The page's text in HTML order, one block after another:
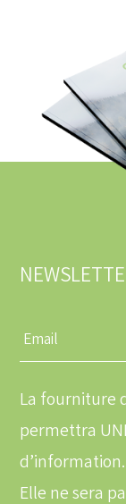
Entrez
une
email
La fourniture
permettra
d’information.
Elle ne sera